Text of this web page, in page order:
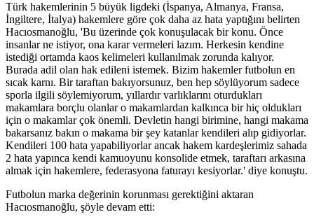
Türk hakemlerinin 5 büyük ligdeki (İspanya, Almanya, Fransa,
İngiltere, İtalya) hakemlere göre çok daha az hata yaptığını belirten
Hacıosmanoğlu, 'Bu üzerinde çok konuşulacak bir konu. Önce
insanlar ne istiyor, ona karar vermeleri lazım. Herkesin kendine
istediği ortamda kaos kelimeleri kullanılmak zorunda kalıyor.
Burada adil olan hak edileni istemek. Bizim hakemler futbolun en
sıcak karnı. Bir taraftan bakıyorsunuz, ben hep söylüyorum sadece
sporla ilgili söylemiyorum, yıllardır varlıklarını oturdukları
makamlara borçlu olanlar o makamlardan kalkınca bir hiç oldukları
için o makamlar çok önemli. Devletin hangi birimine, hangi makama
bakarsanız bakın o makama bir şey katanlar kendileri alıp gidiyorlar.
Kendileri 100 hata yapabiliyorlar ancak hakem kardeşlerimiz sahada
2 hata yapınca kendi kamuoyunu konsolide etmek, taraftarı arkasına
almak için hakemlere, federasyona faturayı kesiyorlar.' diye konuştu.
Futbolun marka değerinin korunması gerektiğini aktaran
Hacıosmanoğlu, şöyle devam etti: